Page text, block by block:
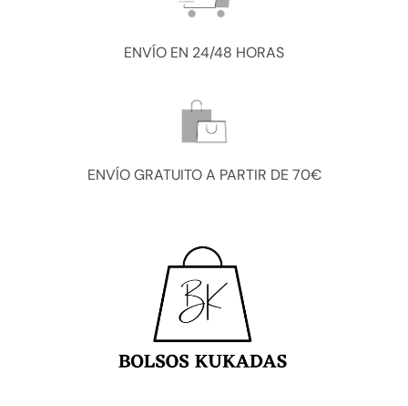
ENVÍO EN 24/48 HORAS
ENVÍO GRATUITO A PARTIR DE 70€